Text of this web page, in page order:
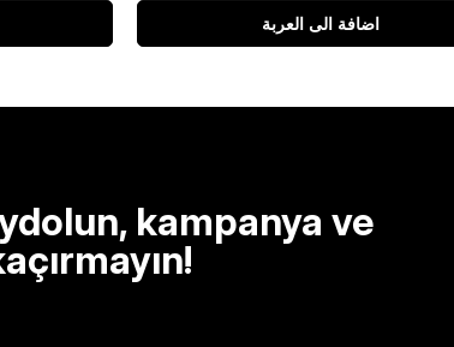
اضافة الى العربة
kampanya ve